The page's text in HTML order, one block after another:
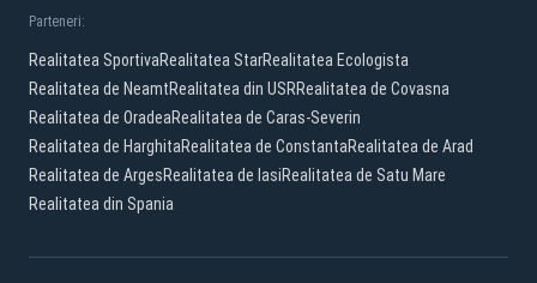
Parteneri:
Realitatea SportivaRealitatea StarRealitatea Ecologista
Realitatea de NeamtRealitatea din USRRealitatea de Covasna
Realitatea de OradeaRealitatea de Caras-Severin
Realitatea de HarghitaRealitatea de ConstantaRealitatea de Arad
Realitatea de ArgesRealitatea de IasiRealitatea de Satu Mare
Realitatea din Spania